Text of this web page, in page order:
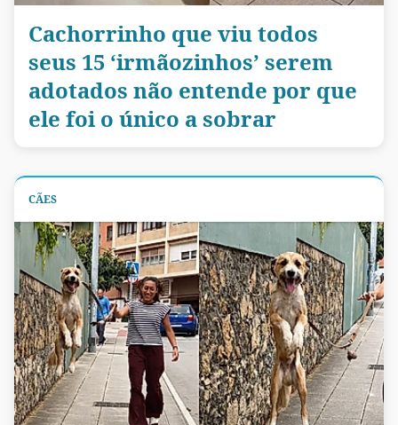
Cachorrinho que viu todos
seus 15 ‘irmãozinhos’ serem
adotados não entende por que
ele foi o único a sobrar
CÃES